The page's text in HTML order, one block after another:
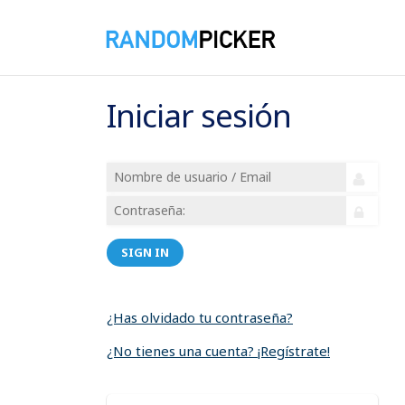
Iniciar sesión
SIGN IN
¿Has olvidado tu contraseña?
¿No tienes una cuenta? ¡Regístrate!